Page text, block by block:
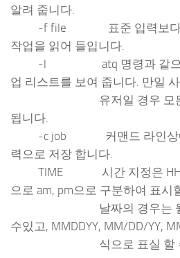
알려 줍니다.
-f file 표준 입력보다는
작업을 읽어 들입니다.
-l atq 명령과 같으며,
업 리스트를 보여 줍니다. 만일
유저일 경우 모든 작
됩니다.
-c job 커맨드 라인상에
력으로 저장 합니다.
TIME 시간 지정은
으로 am, pm으로 구분하여 표시
날짜의 경우는 월 일
수있고, MMDDYY, MM/DD/YY,
식으로 표실 할 수